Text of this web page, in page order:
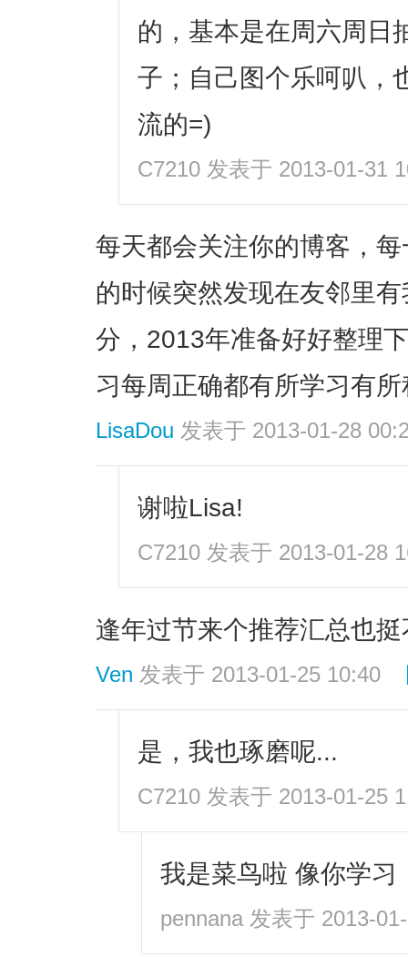
的，基本是在周六周日
子；自己图个乐呵叭，
流的=)
C7210 发表于 2013-01-31
每天都会关注你的博客，
的时候突然发现在友邻里
分，2013年准备好好整理
习每周正确都有所学习有
LisaDou 发表于 2013-01-28
谢啦Lisa!
C7210 发表于 2013-01-28
逢年过节来个推荐汇总也
Ven 发表于 2013-01-25 10:40
是，我也琢磨呢...
C7210 发表于 2013-01-25
我是菜鸟啦 像你学习
pennana 发表于 2013-